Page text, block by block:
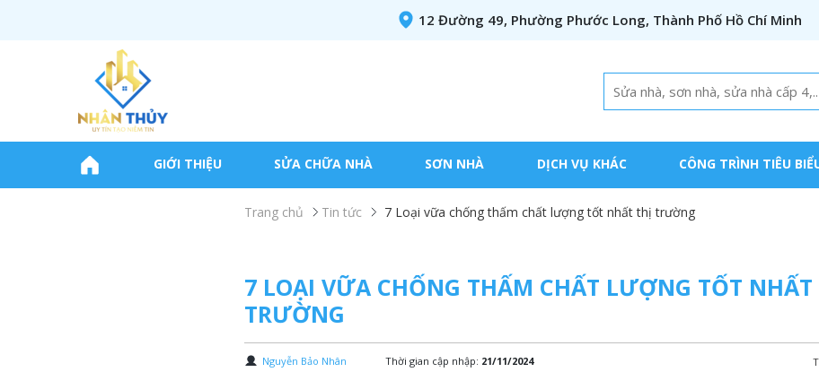
12 Đường 49, Phường Phước Long, Thành Phố Hồ Chí Minh
GIỚI THIỆU SỬA CHỮA NHÀ SƠN NHÀ DỊCH VỤ KHÁC CÔNG TRÌNH TIÊU
Trang chủ Tin tức 7 Loại vữa chống thấm chất lượng tốt nhất thị trường
7 LOẠI VỮA CHỐNG THẤM CHẤT LƯỢNG TỐT NHẤT
TRƯỜNG
Nguyễn Bảo Nhân Thời gian cập nhập: 21/11/2024